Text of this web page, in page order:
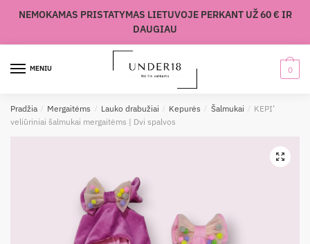
NEMOKAMAS PRISTATYMAS LIETUVOJE PERKANT UŽ 60 € IR
DAUGIAU
MENIU 0
Pradžia / Mergaitėms / Lauko drabužiai / Kepurės / Šalmukai / KEPI’
veliūriniai šalmukai mergaitėms | Dvi spalvos
🔍